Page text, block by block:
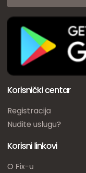
Korisnički centar
Registracija
Nudite uslugu?
Korisni linkovi
O Fix-u